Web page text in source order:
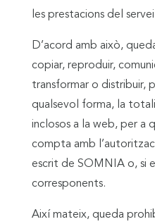
les prestacions del
D’acord amb això,
copiar, reproduir,
transformar o distribuir,
qualsevol forma, la
inclosos a la web, per a
compta amb
escrit de SOMNIA o, si
corresponents.
Així mateix, queda